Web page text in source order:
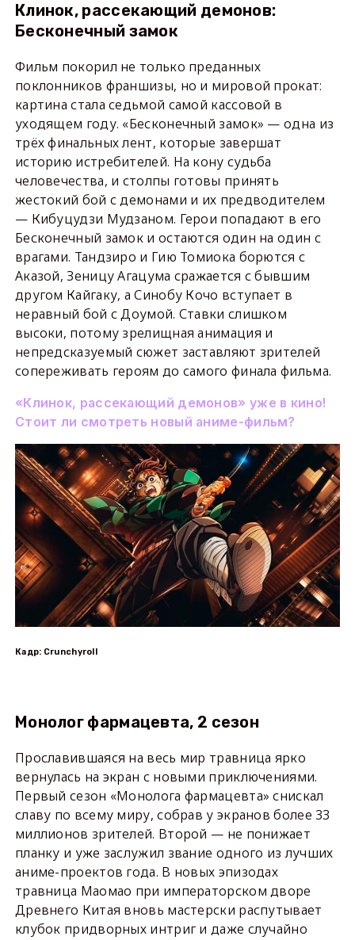
Клинок, рассекающий демонов:
Бесконечный замок
Фильм покорил не только преданных
поклонников франшизы, но и мировой прокат:
картина стала седьмой самой кассовой в
уходящем году. «Бесконечный замок» — одна из
трёх финальных лент, которые завершат
историю истребителей. На кону судьба
человечества, и столпы готовы принять
жестокий бой с демонами и их предводителем
— Кибуцудзи Мудзаном. Герои попадают в его
Бесконечный замок и остаются один на один с
врагами. Тандзиро и Гию Томиока борются с
Аказой, Зеницу Агацума сражается с бывшим
другом Кайгаку, а Синобу Кочо вступает в
неравный бой с Доумой. Ставки слишком
высоки, потому зрелищная анимация и
непредсказуемый сюжет заставляют зрителей
сопереживать героям до самого финала фильма.
«Клинок, рассекающий демонов» уже в кино!
Стоит ли смотреть новый аниме-фильм?
Кадр: Crunchyroll
Монолог фармацевта, 2 сезон
Прославившаяся на весь мир травница ярко
вернулась на экран с новыми приключениями.
Первый сезон «Монолога фармацевта» снискал
славу по всему миру, собрав у экранов более 33
миллионов зрителей. Второй — не понижает
планку и уже заслужил звание одного из лучших
аниме-проектов года. В новых эпизодах
травница Маомао при императорском дворе
Древнего Китая вновь мастерски распутывает
клубок придворных интриг и даже случайно